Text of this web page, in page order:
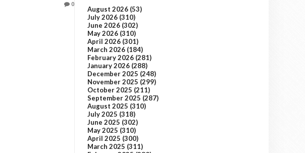
0
August 2026 (53)
July 2026 (310)
June 2026 (302)
May 2026 (310)
April 2026 (301)
March 2026 (184)
February 2026 (281)
January 2026 (288)
December 2025 (248)
November 2025 (299)
October 2025 (211)
September 2025 (287)
August 2025 (310)
July 2025 (318)
June 2025 (302)
May 2025 (310)
April 2025 (300)
March 2025 (311)